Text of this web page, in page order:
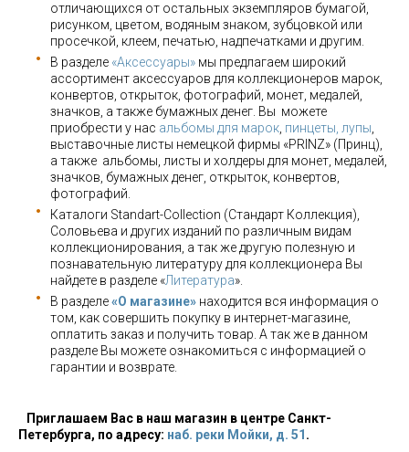
отличающихся от остальных экземпляров бумагой,
рисунком, цветом, водяным знаком, зубцовкой или
просечкой, клеем, печатью, надпечатками и другим.
В разделе «Аксессуары» мы предлагаем широкий
ассортимент аксессуаров для коллекционеров марок,
конвертов, открыток, фотографий, монет, медалей,
значков, а также бумажных денег. Вы можете
приобрести у нас альбомы для марок пинцеты, лупы
выставочные листы немецкой фирмы «PRINZ» (Принц),
а также альбомы, листы и холдеры для монет, медалей,
значков, бумажных денег, открыток, конвертов,
фотографий.
Каталоги Standart-Collection (Стандарт Коллекция),
Соловьева и других изданий по различным видам
коллекционирования, а так же другую полезную и
познавательную литературу для коллекционера Вы
найдете в разделе «Литература».
В разделе«О магазине» находится вся информация о
том, как совершить покупку в интернет-магазине,
оплатить заказ и получить товар. А так же в данном
разделе Вы можете ознакомиться с информацией о
гарантии и возврате.
Приглашаем Вас в наш магазин в центре Санкт-
Петербурга, по адресу: наб. реки Мойки, д. 51 .